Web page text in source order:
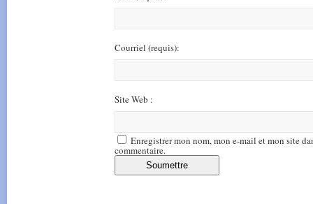
Courriel (requis):
Site Web :
Enregistrer mon nom, mon e-mail et mon site
commentaire.